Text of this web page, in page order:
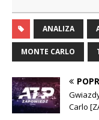
ANALIZA
MONTE CARLO
Carlo